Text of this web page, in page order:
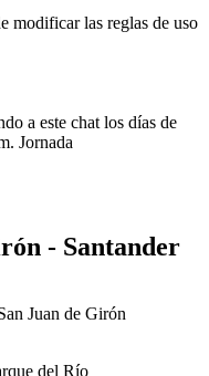
modificar las reglas de uso
a este chat los días de
Jornada
- Santander
Juan de Girón
del Río